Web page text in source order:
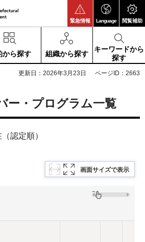
緊急情報 Language 閲覧補助
から探す 組織から探す
キーワードから
探す
更新日：2026年3月23日 ページID：2663
ー・プログラム一覧
認定順）
画面サイズで表示